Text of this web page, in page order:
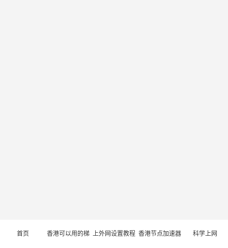
首页 香港可以用的梯 上外网设置教程 香港节点加速器 科学上网